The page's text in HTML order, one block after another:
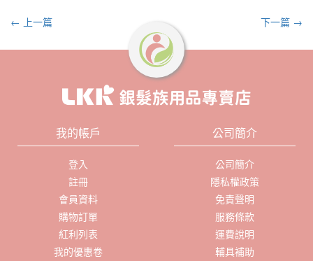
← 上一篇 下一篇 →
我的帳戶
登入
註冊
會員資料
購物訂單
紅利列表
我的優惠卷
公司簡介
公司簡介
隱私權政策
免責聲明
服務條款
運費說明
輔具補助